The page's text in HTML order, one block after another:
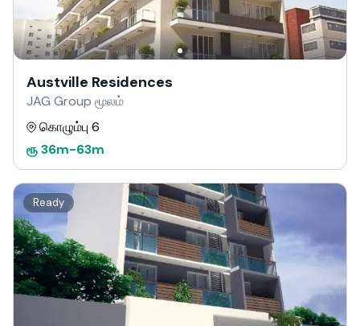
Austville Residences
JAG Group மூலம்
கொழும்பு 6
ரூ36m-63m
Ready